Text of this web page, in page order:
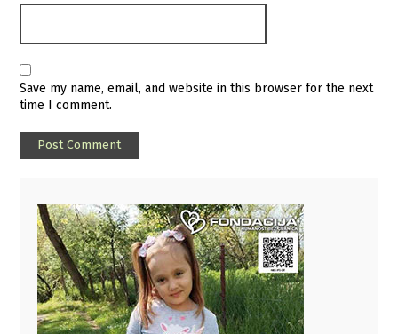
Save my name, email, and website in this browser for the next
time I comment.